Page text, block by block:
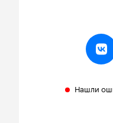
Нашли